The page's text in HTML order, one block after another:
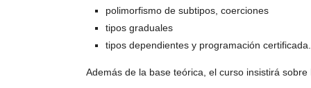
polimorfismo de subtipos, coerciones
tipos graduales
tipos dependientes y programación certificada.
Además de la base teórica, el curso insistirá